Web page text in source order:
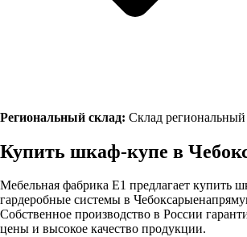
Региональный склад: Склад региональный
Купить шкаф-купе в
Мебельная фабрика Е1 предлагает купить
гардеробные системы в Чебоксарые
Собственное производство в России
цены и высокое качество продукции.